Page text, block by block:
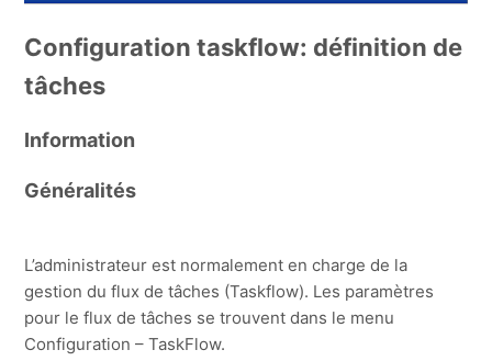
Configuration taskflow: définition de
tâches
Information
Généralités
L’administrateur est normalement en charge de la
gestion du flux de tâches (Taskflow). Les paramètres
pour le flux de tâches se trouvent dans le menu
Configuration – TaskFlow.